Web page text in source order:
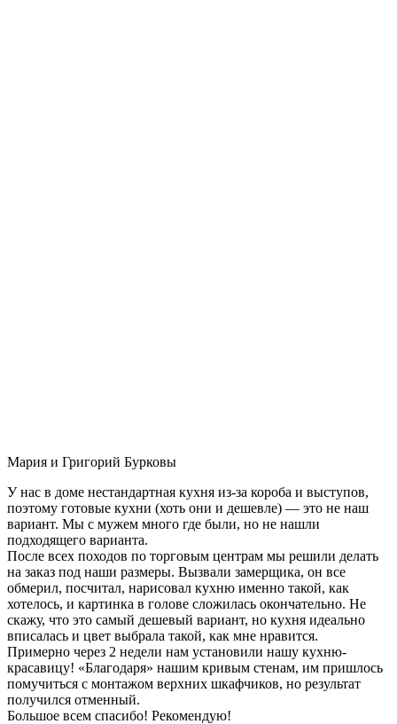
Мария и Григорий Бурковы
У нас в доме нестандартная кухня из-за короба и выступов,
поэтому готовые кухни (хоть они и дешевле) — это не наш
вариант. Мы с мужем много где были, но не нашли
подходящего варианта.
После всех походов по торговым центрам мы решили делать
на заказ под наши размеры. Вызвали замерщика, он все
обмерил, посчитал, нарисовал кухню именно такой, как
хотелось, и картинка в голове сложилась окончательно. Не
скажу, что это самый дешевый вариант, но кухня идеально
вписалась и цвет выбрала такой, как мне нравится.
Примерно через 2 недели нам установили нашу кухню-
красавицу! «Благодаря» нашим кривым стенам, им пришлось
помучиться с монтажом верхних шкафчиков, но результат
получился отменный.
Большое всем спасибо! Рекомендую!